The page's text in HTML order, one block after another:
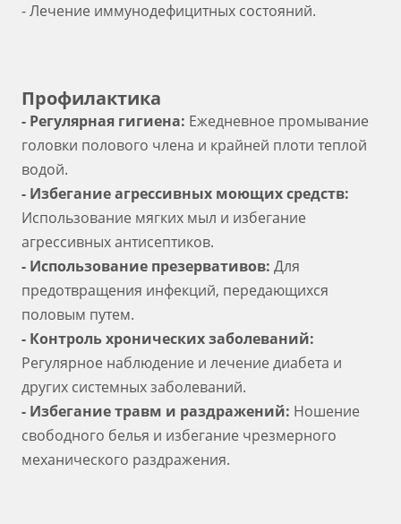
- Лечение иммунодефицитных состояний.
Профилактика
- Регулярная гигиена: Ежедневное промывание
головки полового члена и крайней плоти теплой
водой.
- Избегание агрессивных моющих средств:
Использование мягких мыл и избегание
агрессивных антисептиков.
- Использование презервативов: Для
предотвращения инфекций, передающихся
половым путем.
- Контроль хронических заболеваний:
Регулярное наблюдение и лечение диабета и
других системных заболеваний.
- Избегание травм и раздражений: Ношение
свободного белья и избегание чрезмерного
механического раздражения.